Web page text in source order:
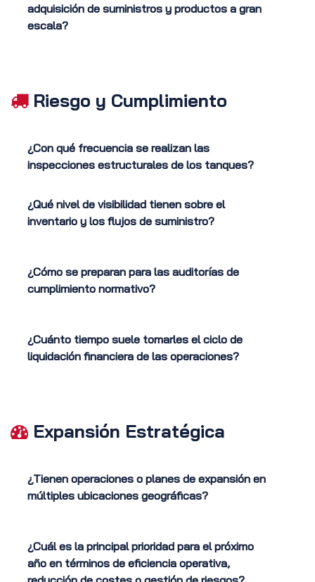
adquisición de suministros y productos a gran
escala?
Riesgo y Cumplimiento
¿Con qué frecuencia se realizan las
inspecciones estructurales de los tanques?
¿Qué nivel de visibilidad tienen sobre el
inventario y los flujos de suministro?
¿Cómo se preparan para las auditorías de
cumplimiento normativo?
¿Cuánto tiempo suele tomarles el ciclo de
liquidación financiera de las operaciones?
Expansión Estratégica
¿Tienen operaciones o planes de expansión en
múltiples ubicaciones geográficas?
¿Cuál es la principal prioridad para el próximo
año en términos de eficiencia operativa,